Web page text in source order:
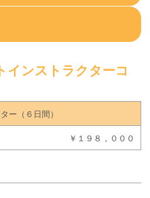
インストラクターコ
ー（６日間）
￥１９８，０００